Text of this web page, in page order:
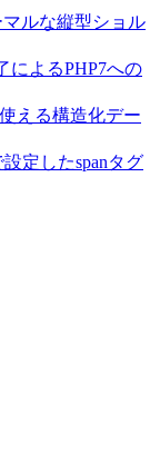
ルな縦型ショル
によるPHP7への
える構造化デー
定したspanタグ